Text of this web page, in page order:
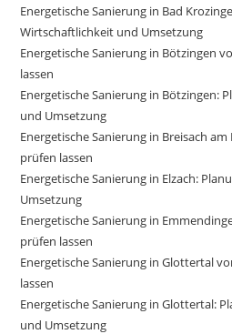
Energetische Sanierung in Bad
Wirtschaftlichkeit und Umsetzung
Energetische Sanierung in Bötzingen
lassen
Energetische Sanierung in Bötzingen:
und Umsetzung
Energetische Sanierung in Breisach
prüfen lassen
Energetische Sanierung in Elzach:
Umsetzung
Energetische Sanierung in
prüfen lassen
Energetische Sanierung in Glottertal
lassen
Energetische Sanierung in Glottertal:
und Umsetzung